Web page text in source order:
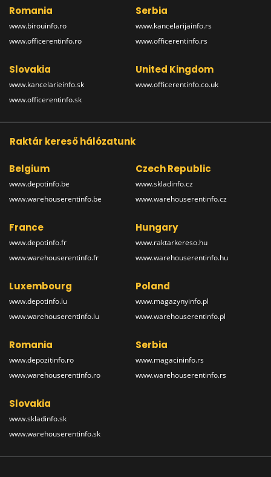
Romania
www.birouinfo.ro
www.officerentinfo.ro
Serbia
www.kancelarijainfo.rs
www.officerentinfo.rs
Slovakia
www.kancelarieinfo.sk
www.officerentinfo.sk
United Kingdom
www.officerentinfo.co.uk
Raktár kereső hálózatunk
Belgium
www.depotinfo.be
www.warehouserentinfo.be
Czech Republic
www.skladinfo.cz
www.warehouserentinfo.cz
France
www.depotinfo.fr
www.warehouserentinfo.fr
Hungary
www.raktarkereso.hu
www.warehouserentinfo.hu
Luxembourg
www.depotinfo.lu
www.warehouserentinfo.lu
Poland
www.magazynyinfo.pl
www.warehouserentinfo.pl
Romania
www.depozitinfo.ro
www.warehouserentinfo.ro
Serbia
www.magacininfo.rs
www.warehouserentinfo.rs
Slovakia
www.skladinfo.sk
www.warehouserentinfo.sk